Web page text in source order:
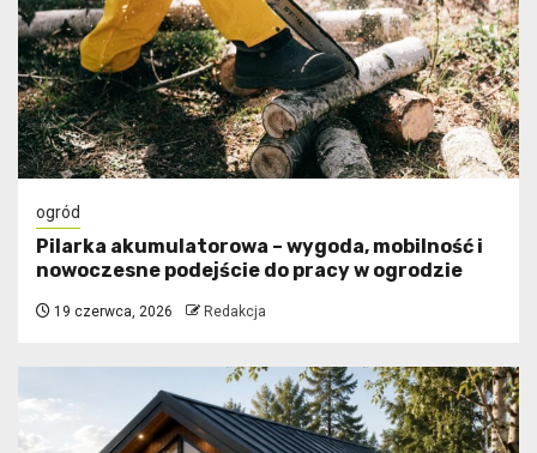
ogród
Pilarka akumulatorowa – wygoda, mobilność i
nowoczesne podejście do pracy w ogrodzie
19 czerwca, 2026 Redakcja